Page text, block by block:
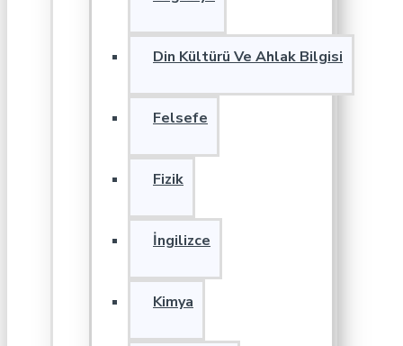
Din Kültürü Ve Ahlak Bilgisi
Felsefe
Fizik
İngilizce
Kimya